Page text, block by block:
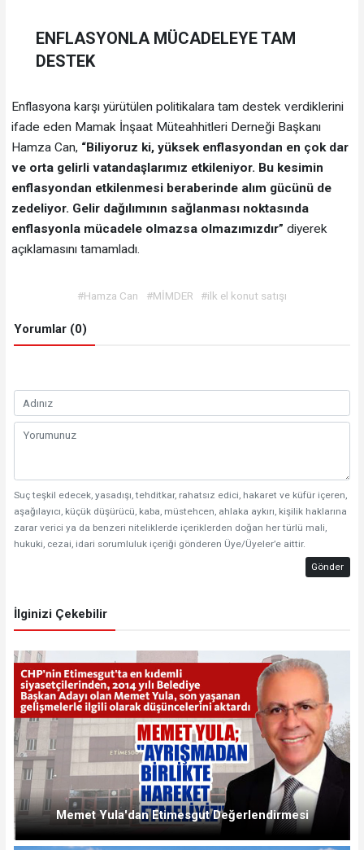
ENFLASYONLA MÜCADELEYE TAM
DESTEK
Enflasyona karşı yürütülen politikalara tam destek verdiklerini
ifade eden Mamak İnşaat Müteahhitleri Derneği Başkanı
Hamza Can, “Biliyoruz ki, yüksek enflasyondan en çok dar
ve orta gelirli vatandaşlarımız etkileniyor. Bu kesimin
enflasyondan etkilenmesi beraberinde alım gücünü de
zedeliyor. Gelir dağılımının sağlanması noktasında
enflasyonla mücadele olmazsa olmazımızdır” diyerek
açıklamasını tamamladı.
#Hamza Can #MİMDER #ilk el konut satışı
Yorumlar (0)
Suç teşkil edecek, yasadışı, tehditkar, rahatsız edici, hakaret ve küfür içeren,
aşağılayıcı, küçük düşürücü, kaba, müstehcen, ahlaka aykırı, kişilik haklarına
zarar verici ya da benzeri niteliklerde içeriklerden doğan her türlü mali,
hukuki, cezai, idari sorumluluk içeriği gönderen Üye/Üyeler’e aittir.
Gönder
İlginizi Çekebilir
Memet Yula'dan Etimesgut Değerlendirmesi